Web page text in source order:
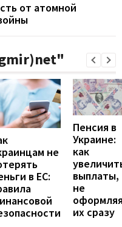
от атомной
не
в ЕС:
Пенсия в
Украине:
как
выплаты,
не
их сразу